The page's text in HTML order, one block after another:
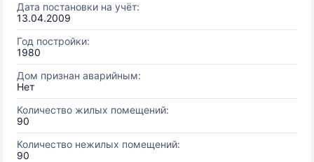
Дата постановки на учёт:
13.04.2009
Год постройки:
1980
Дом признан аварийным:
Нет
Количество жилых помещений:
90
Количество нежилых помещений:
90